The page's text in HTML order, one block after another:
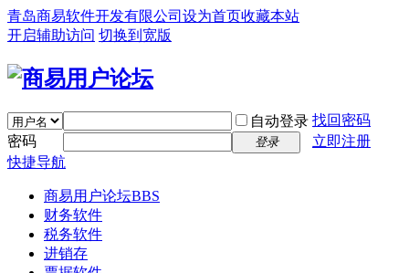
青岛商易软件开发有限公司 设为首页收藏本站
开启辅助访问 切换到宽版
自动登录 找回密码
密码
登录
立即注册
快捷导航
商易用户论坛BBS
财务软件
税务软件
进销存